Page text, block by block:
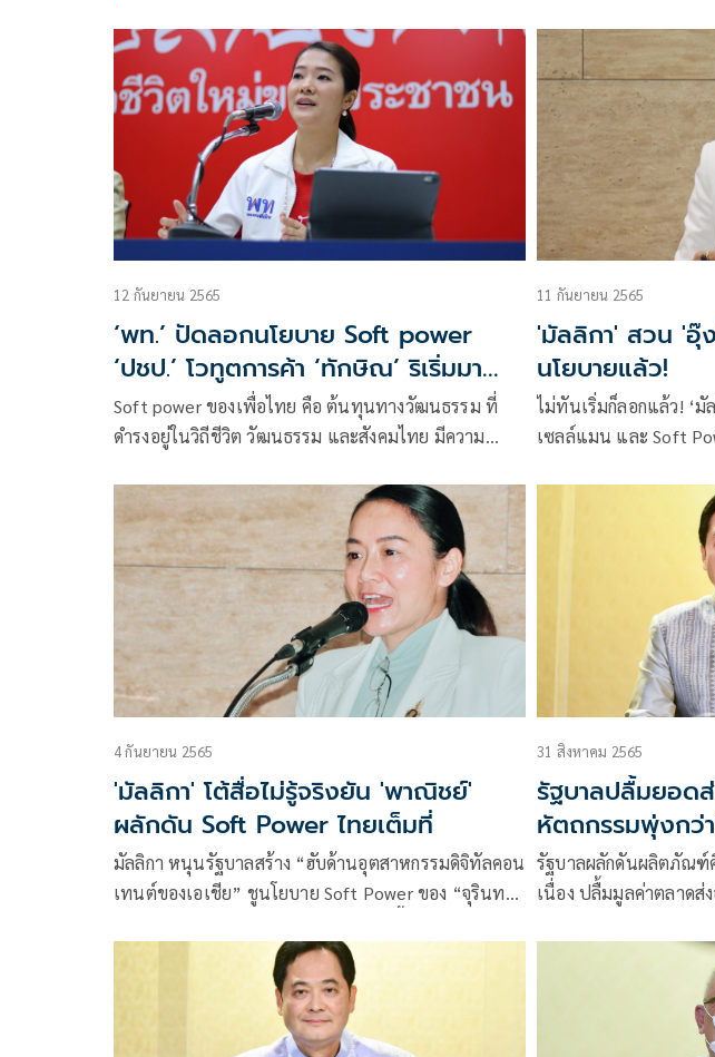
12 กันยายน 2565
‘พท.’ ปัดลอกนโยบาย Soft power
‘ปชป.’ โวทูตการค้า ‘ทักษิณ’ ริเริ่มมา
ก่อน
Soft power ของเพื่อไทย คือ ต้นทุนทางวัฒนธรรม ที่
ดำรงอยู่ในวิถีชีวิต วัฒนธรรม และสังคมไทย มีความ
ปรุงอาหาร
11 กันยายน 2565
'มัลลิกา' สวน 'อุ๊
นโยบายแล้ว!
ไม่ทันเริ่มก็ลอกแล้ว! ‘มั
เซลล์แมน และ Soft
4 กันยายน 2565
'มัลลิกา' โต้สื่อไม่รู้จริงยัน 'พาณิชย์'
ผลักดัน Soft Power ไทยเต็มที่
มัลลิกา หนุนรัฐบาลสร้าง “ฮับด้านอุตสาหกรรมดิจิทัลคอน
เทนต์ของเอเชีย” ชูนโยบาย Soft Power ของ “จุรินทร์”
ศิลปิน-ผู้ประกอบการ รับการสนับสนุน
31 สิงหาคม 2565
รัฐบาลปลื้มยอด
หัตถกรรมพุ่งกว่
รัฐบาลผลักดันผลิตภัณฑ์
เนื่อง ปลื้มมูลค่าตลาดส่